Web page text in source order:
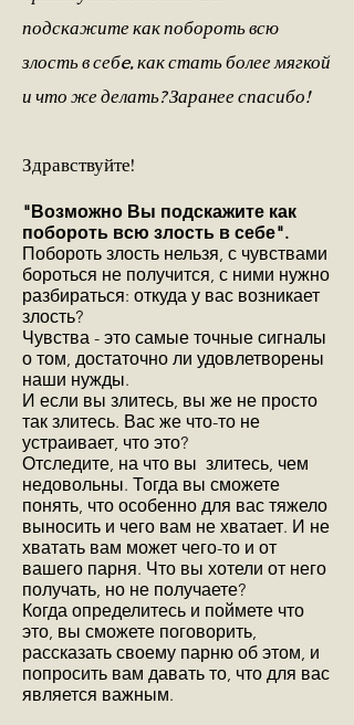
подскажите как побороть всю
злость в себe, как стать более мягкой
и что же делать? Заранее спасибо!
Здравствуйте!
"Возможно Вы подскажите как
побороть всю злость в себе".
Побороть злость нельзя, с чувствами
бороться не получится, с ними нужно
разбираться: откуда у вас возникает
злость?
Чувства - это самые точные сигналы
о том, достаточно ли удовлетворены
наши нужды.
И если вы злитесь, вы же не просто
так злитесь. Вас же что-то не
устраивает, что это?
Отследите, на что вы злитесь, чем
недовольны. Тогда вы сможете
понять, что особенно для вас тяжело
выносить и чего вам не хватает. И не
хватать вам может чего-то и от
вашего парня. Что вы хотели от него
получать, но не получаете?
Когда определитесь и поймете что
это, вы сможете поговорить,
рассказать своему парню об этом, и
попросить вам давать то, что для вас
является важным.